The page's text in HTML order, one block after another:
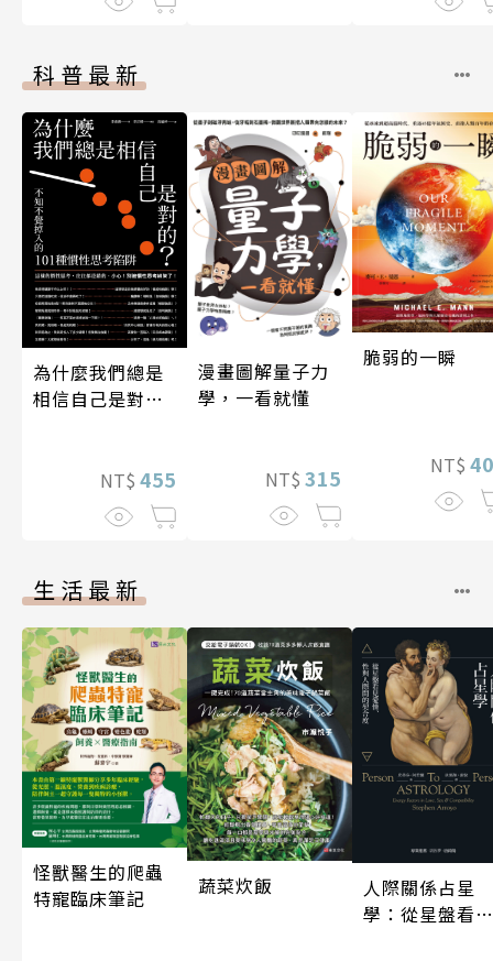
科普最新
為什麼我們總是
相信自己是對
NT$ 455
漫畫圖解量子力
學，一看就懂
NT$ 315
脆弱的一瞬
NT$
生活最新
怪獸醫生的爬蟲
特寵臨床筆記
蔬菜炊飯
人際關係占星
學：從星盤看見